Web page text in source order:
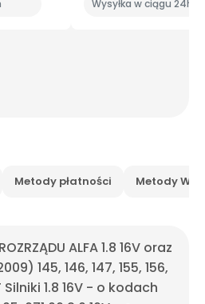
Wysyłka w ciągu 24h
Metody płatności Metody
ALFA 1.8 16V oraz
145, 146, 147, 155, 156,
Silniki 1.8 16V - o kodach